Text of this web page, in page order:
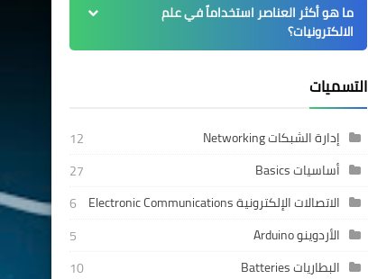
ما هو أكثر العناصر استخداماً في علم
الالكترونيات؟
التسميات
إدارة الشبكات Networking
12
أساسيات Basics
27
الاتصالات الإلكترونية Electronic Communications
6
الأردوينو Arduino
5
البطاريات Batteries
10